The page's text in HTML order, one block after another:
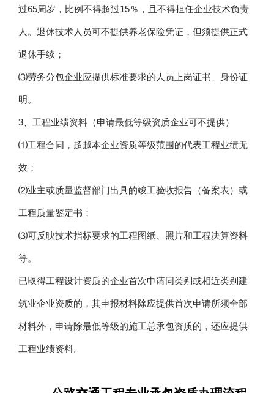
过65周岁，比例不得超过15％，且不得担任企业技术负责
人。退休技术人员可不提供养老保险凭证，但须提供正式
退休手续；
⑶劳务分包企业应提供标准要求的人员上岗证书、身份证
明。
3、工程业绩资料（申请最低等级资质企业可不提供）
⑴工程合同，超越本企业资质等级范围的代表工程业绩无
效；
⑵业主或质量监督部门出具的竣工验收报告（备案表）或
工程质量鉴定书；
⑶可反映技术指标要求的工程图纸、照片和工程决算资料
等。
已取得工程设计资质的企业首次申请同类别或相近类别建
筑业企业资质的，其申报材料除应提供首次申请所须全部
材料外，申请除最低等级的施工总承包资质的，还应提供
工程业绩资料。